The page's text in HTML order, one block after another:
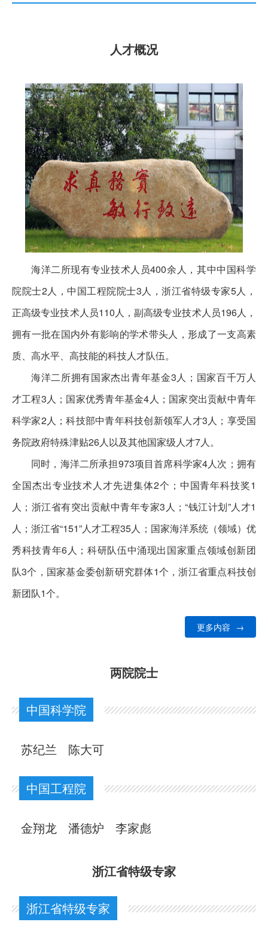
人才概况
海洋二所现有专业技术人员400余人，其中中国科学
院院士2人，中国工程院院士3人，浙江省特级专家5人，
正高级专业技术人员110人，副高级专业技术人员196人，
拥有一批在国内外有影响的学术带头人，形成了一支高素
质、高水平、高技能的科技人才队伍。
海洋二所拥有国家杰出青年基金3人；国家百千万人
才工程3人；国家优秀青年基金4人；国家突出贡献中青年
科学家2人；科技部中青年科技创新领军人才3人；享受国
务院政府特殊津贴26人以及其他国家级人才7人。
同时，海洋二所承担973项目首席科学家4人次；拥有
全国杰出专业技术人才先进集体2个；中国青年科技奖1
人；浙江省有突出贡献中青年专家3人；“钱江计划”人才1
人；浙江省“151”人才工程35人；国家海洋系统（领域）优
秀科技青年6人；科研队伍中涌现出国家重点领域创新团
队3个，国家基金委创新研究群体1个，浙江省重点科技创
新团队1个。
更多内容 →
两院院士
中国科学院
苏纪兰 陈大可
中国工程院
金翔龙 潘德炉 李家彪
浙江省特级专家
浙江省特级专家